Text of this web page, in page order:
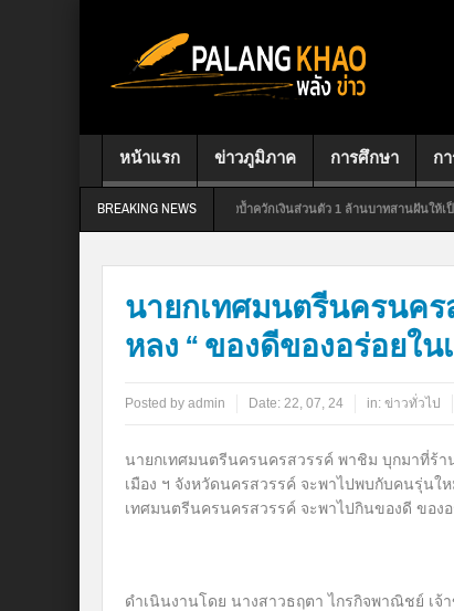
หน้าแรก ข่าวภูมิภาค การศึกษา ก
BREAKING NEWS
ดิ์ ส.ส.สุราษฎร์ธานี เขต 7 ใจป้ำควักเงินส่วนตัว 1 ล้านบาทสานฝันให้เป็นจริงหวังขึ้น
นายกเทศมนตรีนครนคร
หลง “ ของดีของอร่อยใ
Posted by admin Date: 22, 07, 24 in: ข่าวทั่วไป
นายกเทศมนตรีนครนครสวรรค์ พาชิม บุกมาที่ร้า
เมือง ฯ จังหวัดนครสวรรค์ จะพาไปพบกับคนรุ่น
เทศมนตรีนครนครสวรรค์ จะพาไปกินของดี ของ
ดำเนินงานโดย นางสาวธฤตา ไกรกิจพาณิชย์ เจ้